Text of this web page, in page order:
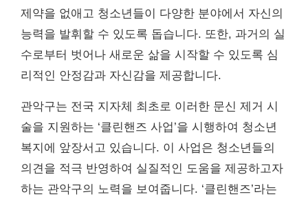
제약을 없애고 청소년들이 다양한 분야에서 자신의
능력을 발휘할 수 있도록 돕습니다. 또한, 과거의 실
수로부터 벗어나 새로운 삶을 시작할 수 있도록 심
리적인 안정감과 자신감을 제공합니다.
관악구는 전국 지자체 최초로 이러한 문신 제거 시
술을 지원하는 ‘클린핸즈 사업’을 시행하여 청소년
복지에 앞장서고 있습니다. 이 사업은 청소년들의
의견을 적극 반영하여 실질적인 도움을 제공하고자
하는 관악구의 노력을 보여줍니다. ‘클린핸즈’라는